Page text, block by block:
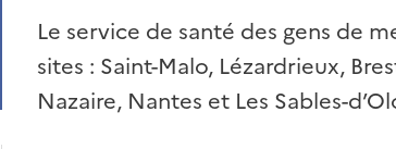
Le service de santé des gens de
sites : Saint-Malo, Lézardrieux,
Nazaire, Nantes et Les Sables-